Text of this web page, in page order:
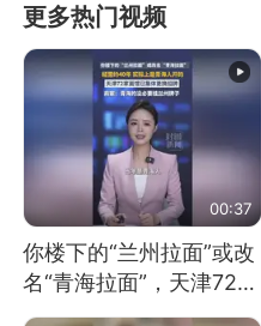
更多热门视频
00:37
你楼下的“兰州拉面”或改
名“青海拉面”，天津72家
面馆已集体更换招牌